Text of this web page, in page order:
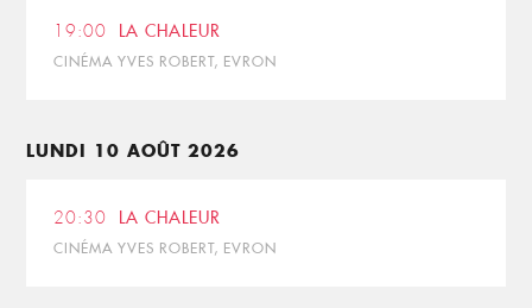
19:00 LA CHALEUR
CINÉMA YVES ROBERT, EVRON
LUNDI 10 AOÛT 2026
20:30 LA CHALEUR
CINÉMA YVES ROBERT, EVRON